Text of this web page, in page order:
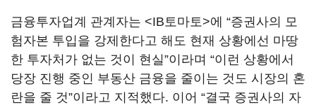
금융투자업계 관계자는 <IB토마토>에 “증권사의 모
험자본 투입을 강제한다고 해도 현재 상황에선 마땅
한 투자처가 없는 것이 현실”이라며 “이런 상황에서
당장 진행 중인 부동산 금융을 줄이는 것도 시장의 혼
란을 줄 것”이라고 지적했다. 이어 “결국 증권사의 자